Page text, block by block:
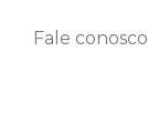
Fale